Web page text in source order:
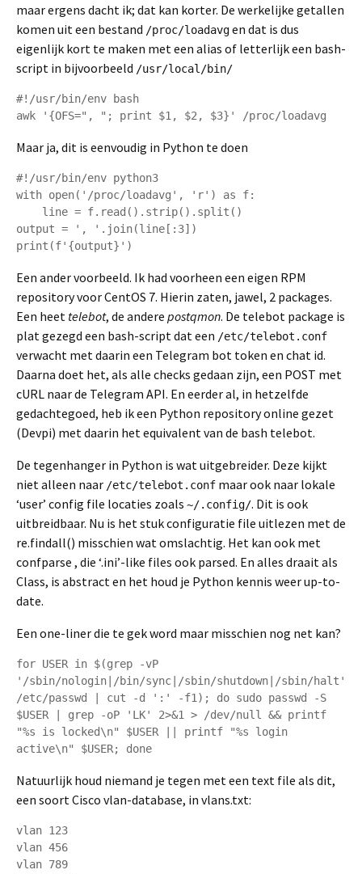
maar ergens dacht ik; dat kan korter. De werkelijke getallen
komen uit een bestand /proc/loadavgen dat is dus
eigenlijk kort te maken met een alias of letterlijk een bash-
script in bijvoorbeeld /usr/local/bin/
#!/usr/bin/env bash
awk '{OFS=", "; print $1, $2, $3}' /proc/loadavg
Maar ja, dit is eenvoudig in Python te doen
#!/usr/bin/env python3
with open('/proc/loadavg', 'r') as f:
output = ', '.join(line[:3])
print(f'{output}')
Een ander voorbeeld. Ik had voorheen een eigen RPM
repository voor CentOS 7. Hierin zaten, jawel, 2 packages.
Een heet telebot, de andere postqmon. De telebot package is
plat gezegd een bash-script dat een /etc/telebot.conf
verwacht met daarin een Telegram bot token en chat id.
Daarna doet het, als alle checks gedaan zijn, een POST met
cURL naar de Telegram API. En eerder al, in hetzelfde
gedachtegoed, heb ik een Python repository online gezet
(Devpi) met daarin het equivalent van de bash telebot.
De tegenhanger in Python is wat uitgebreider. Deze kijkt
niet alleen naar /etc/telebot.conf maar ook naar lokale
‘user’ config file locaties zoals ~/.config/. Dit is ook
uitbreidbaar. Nu is het stuk configuratie file uitlezen met de
re.findall() misschien wat omslachtig. Het kan ook met
confparse , die ‘.ini’-like files ook parsed. En alles draait als
Class, is abstract en het houd je Python kennis weer up-to-
date.
Een one-liner die te gek word maar misschien nog net kan?
for USER in $(grep -vP
'/sbin/nologin|/bin/sync|/sbin/shutdown|/sbin/halt'
/etc/passwd | cut -d ':' -f1); do sudo passwd -S
$USER | grep -oP 'LK' 2>&1 > /dev/null && printf
"%s is locked\n" $USER || printf "%s login
active\n" $USER; done
Natuurlijk houd niemand je tegen met een text file als dit,
een soort Cisco vlan-database, in vlans.txt:
vlan 123
vlan 456
vlan 789